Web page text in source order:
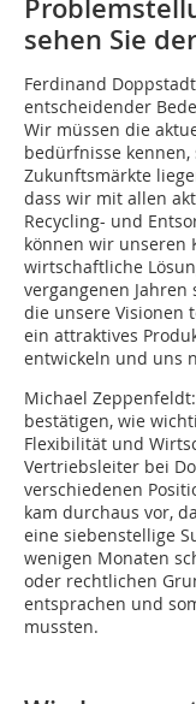
sehen Sie
Ferdinand
entscheidender
Wir müssen die
bedürfnisse kennen,
Zukunftsmärkte
dass wir mit allen
Recycling- und
können wir unseren
wirtschaftliche
vergangenen
die unsere Visionen
ein attraktives
entwickeln und uns
Michael Zeppenfeldt:
bestätigen, wie
Flexibilität und
Vertriebsleiter bei
verschiedenen
kam durchaus vor,
eine siebenstellige
wenigen Monaten
oder rechtlichen
entsprachen und
mussten.